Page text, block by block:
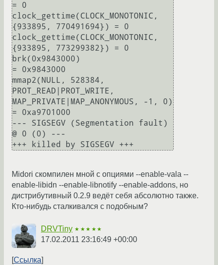
= 0
clock_gettime(CLOCK_MONOTONIC,
{933895, 770491694}) = 0
clock_gettime(CLOCK_MONOTONIC,
{933895, 773299382}) = 0
brk(0x9843000)
= 0x9843000
mmap2(NULL, 528384,
PROT_READ|PROT_WRITE,
MAP_PRIVATE|MAP_ANONYMOUS, -1, 0)
= 0xa9701000
--- SIGSEGV (Segmentation fault)
@ 0 (0) ---
Midori скомпилен мной с опциями --enable-vala --
enable-libidn --enable-libnotify --enable-addons, но
дистрибутивный 0.2.9 ведёт себя абсолютно также.
Кто-нибудь сталкивался с подобным?
DRVTiny ★★★★★
17.02.2011 23:16:49 +00:00
Ссылка